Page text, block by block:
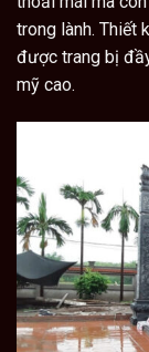
trong lành. Thiết
được trang bị
mỹ cao.